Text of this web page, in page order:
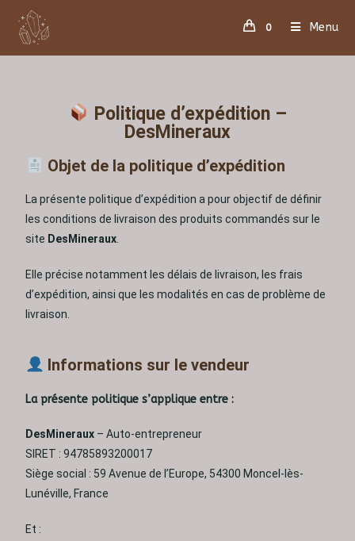
0 Menu
Politique d’expédition –
DesMineraux
Objet de la politique d’expédition
La présente politique d’expédition a pour objectif de définir
les conditions de livraison des produits commandés sur le
site DesMineraux
Elle précise notamment les délais de livraison, les frais
d’expédition, ainsi que les modalités en cas de problème de
livraison.
Informations sur le vendeur
La présente politique s’applique entre :
DesMineraux – Auto-entrepreneur
SIRET : 94785893200017
Siège social : 59 Avenue de l’Europe, 54300 Moncel-lès-
Lunéville, France
Et :